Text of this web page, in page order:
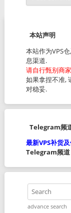
本站声明
本站作为VPS
息渠道.
请自行甄别商
如果拿捏不准,
对稳妥.
Telegram频
最新VPS补货
Telegram频道
advance search